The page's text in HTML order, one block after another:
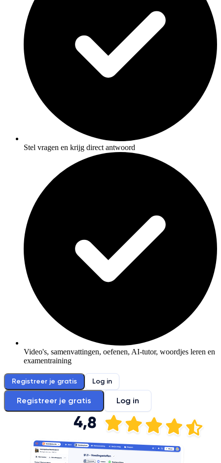
Stel vragen en krijg direct antwoord
Video's, samenvattingen, oefenen, AI-tutor, woordjes leren en
examentraining
Registreer je gratis Log in
Registreer je gratis Log in